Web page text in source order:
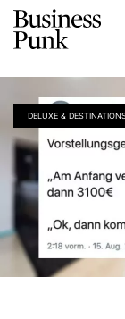
DELUXE &